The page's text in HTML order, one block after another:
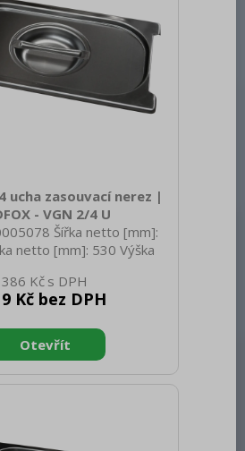
ucha zasouvací nerez |
- VGN 2/4 U
Šířka netto [mm]:
netto [mm]: 530 Výška
[mm]: 550 Hloubka
350 Výška brutto [mm]:
Těsnění: Ne Úchyty: Ano
zařízení: Nerezové Velikost
[mm]: GN 2/4 Otvor
386 Kč
Kč bez DPH